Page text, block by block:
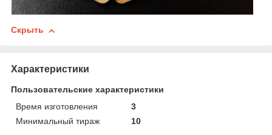
Скрыть
Характеристики
Пользовательские характеристики
Время изготовления
3
Минимальный тираж
10